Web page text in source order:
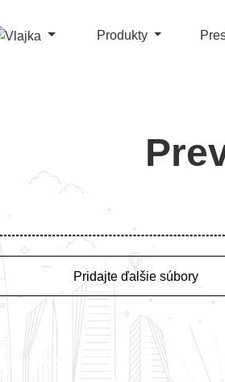
Produkty
Pridajte ďalšie súbory